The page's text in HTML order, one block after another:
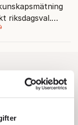
riksdagsval.
skolfrågan ny